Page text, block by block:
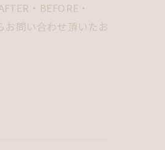
・BEFORE・
お問い合わせ頂いたお